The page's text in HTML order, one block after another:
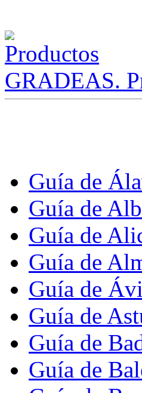
GRADEAS.
Guía de
Guía de
Guía de
Guía de
Guía de
Guía de
Guía de
Guía de